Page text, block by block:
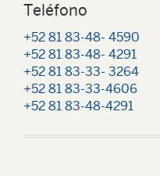
Teléfono
+52 81 83-48- 4590
+52 81 83-48- 4291
+52 81 83-33- 3264
+52 81 83-33-4606
+52 81 83-48-4291